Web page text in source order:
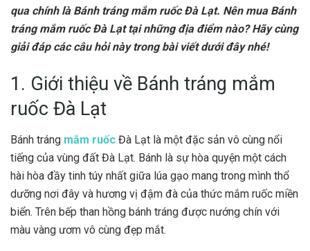
qua chính là Bánh tráng mắm ruốc Đà Lạt. Nên mua Bánh
tráng mắm ruốc Đà Lạt tại những địa điểm nào? Hãy cùng
giải đáp các câu hỏi này trong bài viết dưới đây nhé!
1. Giới thiệu về Bánh tráng mắm
ruốc Đà Lạt
Bánh tráng mắm ruốc Đà Lạt là một đặc sản vô cùng nổi
tiếng của vùng đất Đà Lạt. Bánh là sự hòa quyện một cách
hài hòa đầy tinh túy nhất giữa lúa gạo mang trong mình thổ
dưỡng nơi đây và hương vị đậm đà của thức mắm ruốc miền
biển. Trên bếp than hồng bánh tráng được nướng chín với
màu vàng ươm vô cùng đẹp mắt.